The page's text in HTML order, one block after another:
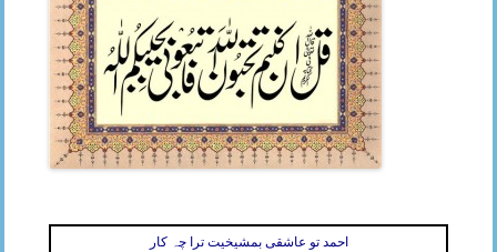
احمد تو عاشقی بمشیخیت ترا چہ کار